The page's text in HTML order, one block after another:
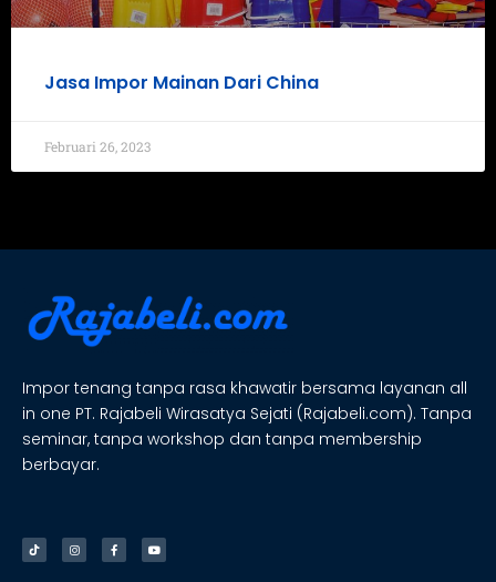
Jasa Impor Mainan Dari China
Februari 26, 2023
Impor tenang tanpa rasa khawatir bersama layanan all
in one PT. Rajabeli Wirasatya Sejati (Rajabeli.com). Tanpa
seminar, tanpa workshop dan tanpa membership
berbayar.